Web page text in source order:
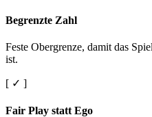
Begrenzte Zahl
Feste Obergrenze, damit das
ist.
[ ✓ ]
Fair Play statt Ego